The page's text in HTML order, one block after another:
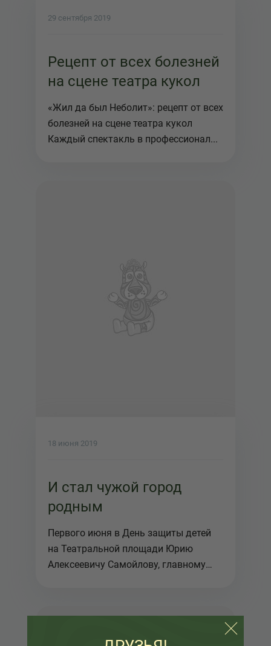
29 сентября 2019
Рецепт от всех болезней
на сцене театра кукол
«Жил да был Неболит»: рецепт от всех
болезней на сцене театра кукол
Каждый спектакль в профессионал...
18 июня 2019
И стал чужой город
родным
Первого июня в День защиты детей
на Театральной площади Юрию
Алексеевичу Самойлову, главному